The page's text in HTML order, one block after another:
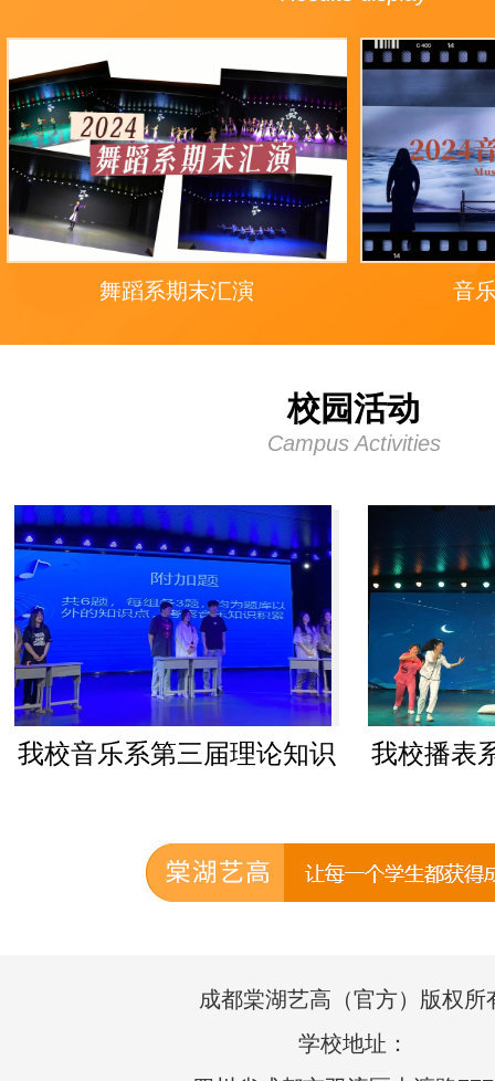
舞蹈系期末汇演 音
校园活动
Campus Activities
我校播表系第三届小品大赛
“音”为有
赛
成都棠湖艺高（官方）版权所
学校地址：